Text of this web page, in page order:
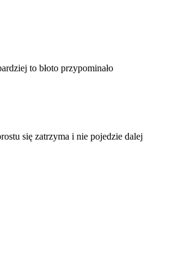
to błoto przypominało
się zatrzyma i nie pojedzie dalej